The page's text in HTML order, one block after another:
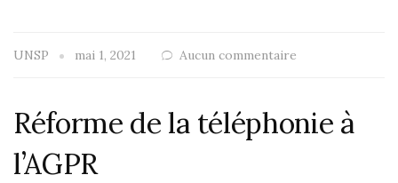
UNSP mai 1, 2021 Aucun commentaire
Réforme de la téléphonie à
l’AGPR